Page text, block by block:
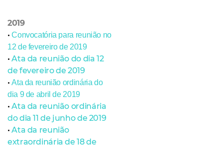
2019
• Convocatória para reunião no
12 de fevereiro de 2019
• Ata da reunião do dia 12
de fevereiro de 2019
• Ata da reunião ordinária do
dia 9 de abril de 2019
• Ata da reunião ordinária
do dia 11 de junho de 2019
• Ata da reunião
extraordinária de 18 de